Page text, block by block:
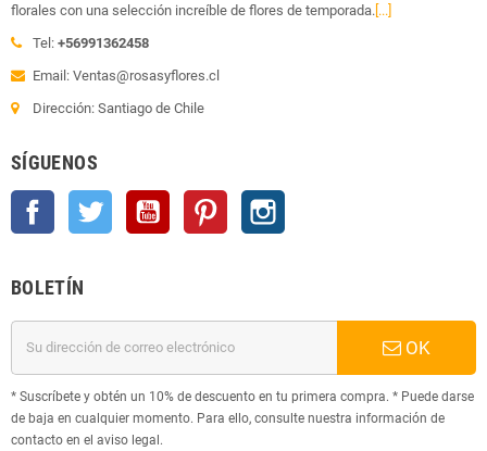
florales con una selección increíble de flores de temporada. [...]
Tel: +56991362458
Email: Ventas@rosasyflores.cl
Dirección: Santiago de Chile
SÍGUENOS
Facebook Twitter YouTube Pinterest
BOLETÍN
OK
* Suscríbete y obtén un 10% de descuento en tu primera compra. * Puede darse
de baja en cualquier momento. Para ello, consulte nuestra información de
contacto en el aviso legal.